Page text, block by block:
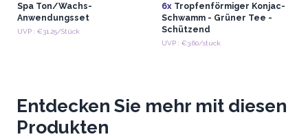
Spa Ton/Wachs-
Anwendungsset
UVP : €31.25/Stück
6xTropfenförmiger Konjac-
Schwamm - Grüner Tee -
Schützend
UVP : €3.60/stuck
Entdecken Sie mehr mit diesen
Produkten